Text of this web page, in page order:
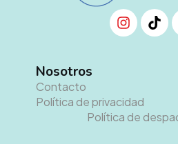
Nosotros
Contacto
Política de privacidad
Política de